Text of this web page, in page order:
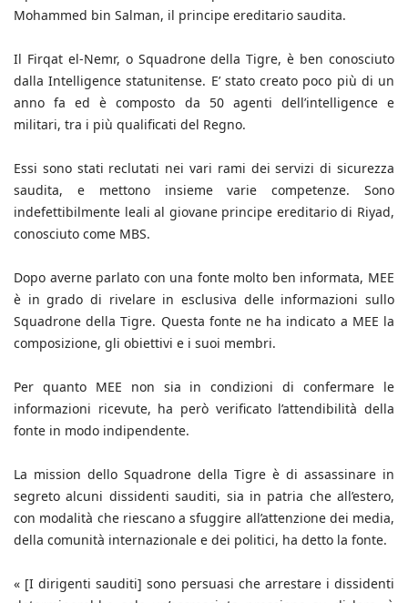
Mohammed bin Salman, il principe ereditario saudita.
Il Firqat el-Nemr, o Squadrone della Tigre, è ben conosciuto
dalla Intelligence statunitense. E’ stato creato poco più di un
anno fa ed è composto da 50 agenti dell’intelligence e
militari, tra i più qualificati del Regno.
Essi sono stati reclutati nei vari rami dei servizi di sicurezza
saudita, e mettono insieme varie competenze. Sono
indefettibilmente leali al giovane principe ereditario di Riyad,
conosciuto come MBS.
Dopo averne parlato con una fonte molto ben informata, MEE
è in grado di rivelare in esclusiva delle informazioni sullo
Squadrone della Tigre. Questa fonte ne ha indicato a MEE la
composizione, gli obiettivi e i suoi membri.
Per quanto MEE non sia in condizioni di confermare le
informazioni ricevute, ha però verificato l’attendibilità della
fonte in modo indipendente.
La mission dello Squadrone della Tigre è di assassinare in
segreto alcuni dissidenti sauditi, sia in patria che all’estero,
con modalità che riescano a sfuggire all’attenzione dei media,
della comunità internazionale e dei politici, ha detto la fonte.
« [I dirigenti sauditi] sono persuasi che arrestare i dissidenti